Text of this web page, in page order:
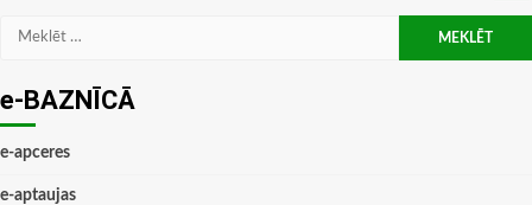
Meklēt:
e-BAZNĪCĀ
e-apceres
e-aptaujas